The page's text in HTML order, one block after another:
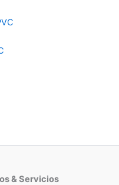
& Servicios